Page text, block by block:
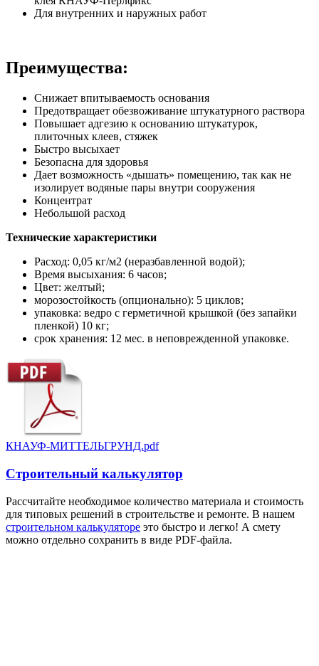
Для внутренних и наружных работ
Преимущества:
Снижает впитываемость основания
Предотвращает обезвоживание штукатурного раствора
Повышает адгезию к основанию штукатурок,
плиточных клеев, стяжек
Быстро высыхает
Безопасна для здоровья
Дает возможность «дышать» помещению, так как не
изолирует водяные пары внутри сооружения
Концентрат
Небольшой расход
Технические характеристики
Расход: 0,05 кг/м2 (неразбавленной водой);
Время высыхания: 6 часов;
Цвет: желтый;
морозостойкость (опционально): 5 циклов;
упаковка: ведро с герметичной крышкой (без запайки
пленкой) 10 кг;
срок хранения: 12 мес. в неповрежденной упаковке.
КНАУФ-МИТТЕЛЬГРУНД.pdf
Строительный калькулятор
Рассчитайте необходимое количество материала и стоимость
для типовых решений в строительстве и ремонте. В нашем
строительном калькуляторе это быстро и легко! А смету
можно отдельно сохранить в виде PDF-файла.